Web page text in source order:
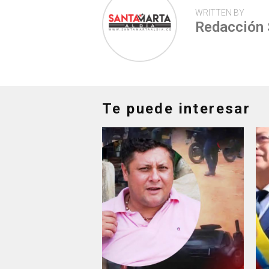
WRITTEN BY
Redacción
Te puede interesar